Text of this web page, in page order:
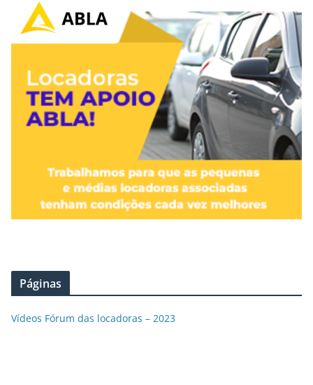
Páginas
Vídeos Fórum das locadoras – 2023